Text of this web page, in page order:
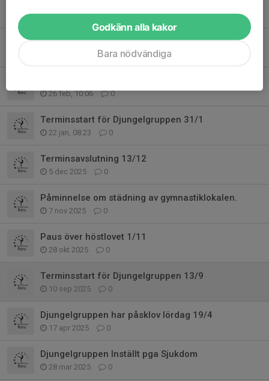
14 mar, 16:46 0
Ingen träning 7/3
0
26 feb, 10:06 0
Terminsstart för Djungelgruppen 31/1
22 jan, 08:23 0
Terminsavslutning 13/12
5 dec 2025 0
Påminnelse om städning av gymnastiklokalen.
7 nov 2025 0
Paus över höstlovet 1/11
28 okt 2025 0
Terminsstart för Djungelgruppen 13/9
10 sep 2025 0
Djungelgruppen har påsklov lördag 19/4
17 apr 2025 0
Djungelgruppen Inställt pga Sjukdom
28 mar 2025 0
Godkänn alla kakor
Bara nödvändiga